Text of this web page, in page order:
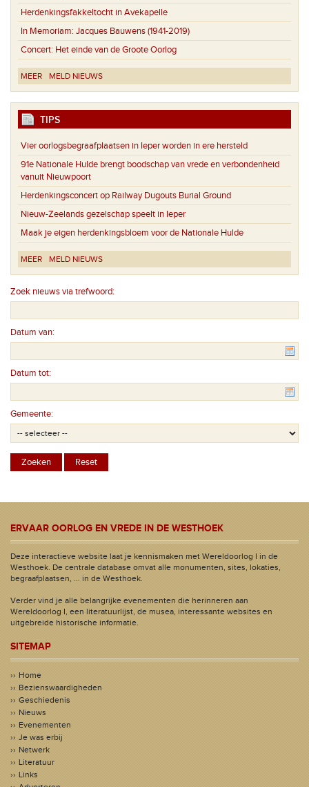
Herdenkingsfakkeltocht in Avekapelle
In Memoriam: Jacques Bauwens (1941-2019)
Concert: Het einde van de Groote Oorlog
MEER MELD NIEUWS
TIPS
Vier oorlogsbegraafplaatsen in Ieper worden in ere hersteld
91e Nationale Hulde brengt boodschap van vrede en verbondenheid
vanuit Nieuwpoort
Herdenkingsconcert op Railway Dugouts Burial Ground
Nieuw-Zeelands gezelschap speelt in Ieper
Maak je eigen herdenkingsbloem voor de Nationale Hulde
MEER MELD NIEUWS
Zoek nieuws via trefwoord:
Datum van:
Datum tot:
Gemeente:
ERVAAR OORLOG EN VREDE IN DE WESTHOEK
Deze interactieve website laat je kennismaken met Wereldoorlog I in de
Westhoek. De centrale database omvat alle monumenten, sites, lokaties,
begraafplaatsen, ... in de Westhoek.
Verder vind je alle belangrijke evenementen die herinneren aan
Wereldoorlog I, een literatuurlijst, de musea, interessante websites en
uitgebreide historische informatie.
SITEMAP
Home
Bezienswaardigheden
Geschiedenis
Nieuws
Evenementen
Je was erbij
Netwerk
Literatuur
Links